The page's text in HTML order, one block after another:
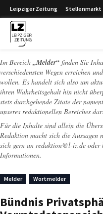
Leipziger Zeitung Stellenmarkt
Im Bereich „Melder“ finden Sie
verschiedensten Wegen erreichen
wollen. Es handelt sich also um
ihren Wahrheitsgehalt hin nicht
stets durchgehende Zitate der
unseres redaktionellen Bereiches
Für die Inhalte sind allein die
Redaktion macht sich die Aussagen
sich gern an redaktion@l-iz.de oder
Informationen.
Melder Wortmelder
Bündnis